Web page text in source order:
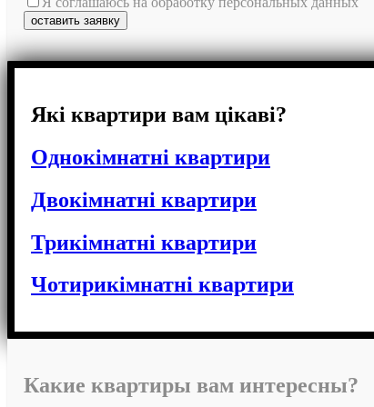
Які квартири вам цікаві?
Однокімнатні квартири
Двокімнатні квартири
Трикімнатні квартири
Чотирикімнатні квартири
Какие квартиры вам интересны?